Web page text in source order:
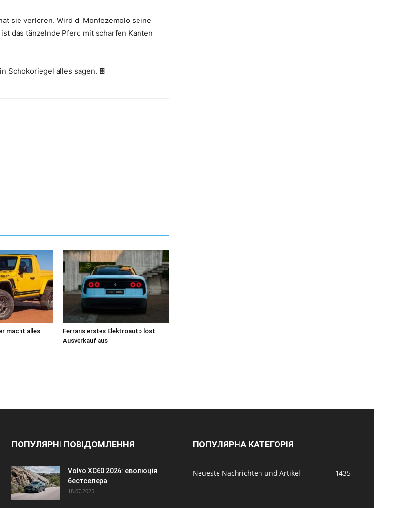
sie verloren. Wird di Montezemolo seine
das tänzelnde Pferd mit scharfen Kanten
Schokoriegel alles sagen. 🍫
macht alles
Ferraris erstes Elektroauto löst
Ausverkauf aus
ПОПУЛЯРНІ ПОВІДОМЛЕННЯ
Volvo XC60 2026: еволюція
бестселера
18.07.2025
ПОПУЛЯРНА КАТЕГОРІЯ
Neueste Nachrichten und Artikel 1435